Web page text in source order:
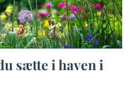
sætte i haven i